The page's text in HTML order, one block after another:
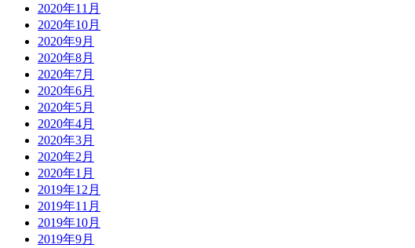
2020年11月
2020年10月
2020年9月
2020年8月
2020年7月
2020年6月
2020年5月
2020年4月
2020年3月
2020年2月
2020年1月
2019年12月
2019年11月
2019年10月
2019年9月